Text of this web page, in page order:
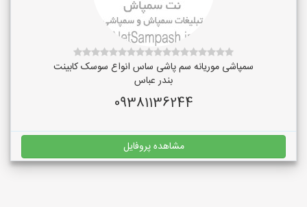
سمپاشی موریانه سم پاشی ساس انواع سوسک کابینت
بندر عباس
09381136244
مشاهده پروفایل